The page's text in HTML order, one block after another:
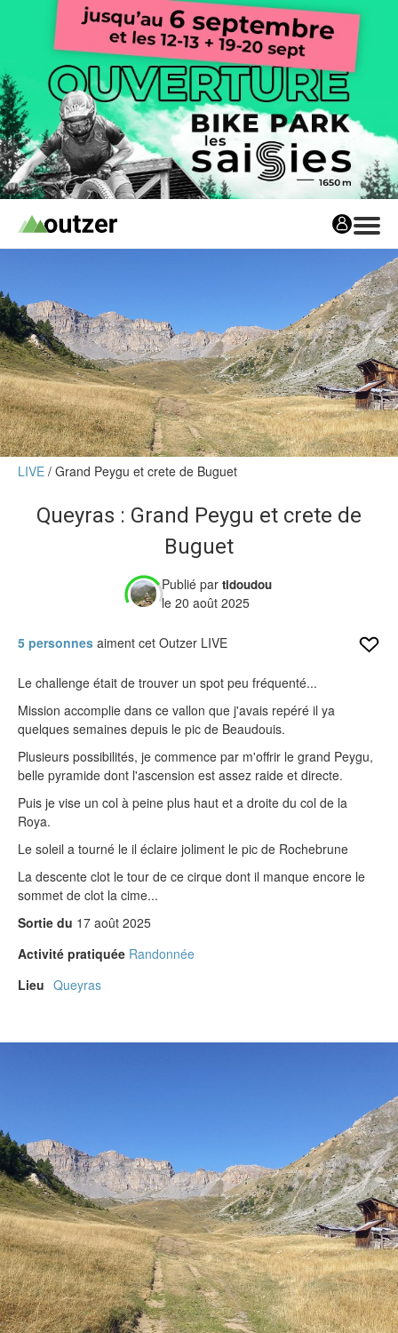
Les avis matos
Tests Privés
Tests Privés
Les Tests Privés
Verdict des testeurs
Actu
LIVE Grand Peygu et crete de Buguet
Queyras : Grand Peygu et crete de
Buguet
Publié par tidoudou
le 20 août 2025
5 personnes aiment cet Outzer LIVE
Le challenge était de trouver un spot peu fréquenté...
Mission accomplie dans ce vallon que j'avais repéré il ya
quelques semaines depuis le pic de Beaudouis.
Plusieurs possibilités, je commence par m'offrir le grand Peygu,
belle pyramide dont l'ascension est assez raide et directe.
Puis je vise un col à peine plus haut et a droite du col de la
Roya.
Le soleil a tourné le il éclaire joliment le pic de Rochebrune
La descente clot le tour de ce cirque dont il manque encore le
sommet de clot la cime...
Sortie du 17 août 2025
Activité pratiquée Randonnée
Lieu Queyras